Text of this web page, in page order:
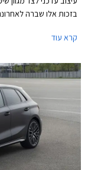
בזכות אלו שברה
קרא עוד